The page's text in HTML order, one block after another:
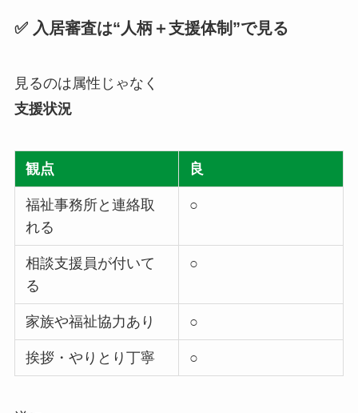
✅ 入居審査は“人柄＋支援体制”で見る
見るのは属性じゃなく
支援状況
観点 良
福祉事務所と連絡取
れる
○
相談支援員が付いて
る
○
家族や福祉協力あり ○
挨拶・やりとり丁寧 ○